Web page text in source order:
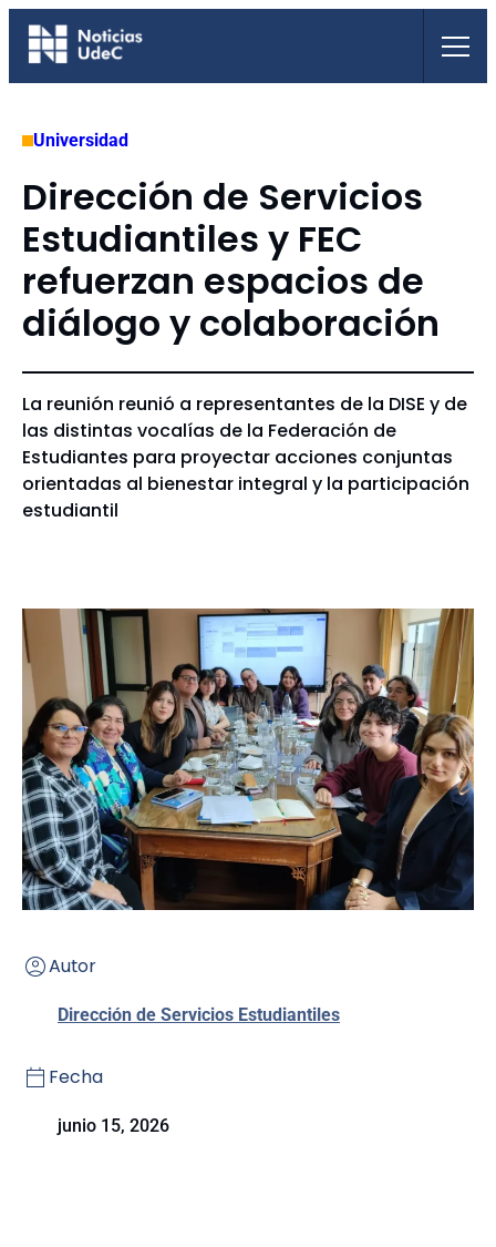
Saltar
Universidad
Dirección de Servicios
Estudiantiles y FEC
refuerzan espacios de
diálogo y colaboración
La reunión reunió a representantes de la DISE y de
las distintas vocalías de la Federación de
Estudiantes para proyectar acciones conjuntas
orientadas al bienestar integral y la participación
estudiantil
Autor
Dirección de Servicios Estudiantiles
Fecha
junio 15, 2026